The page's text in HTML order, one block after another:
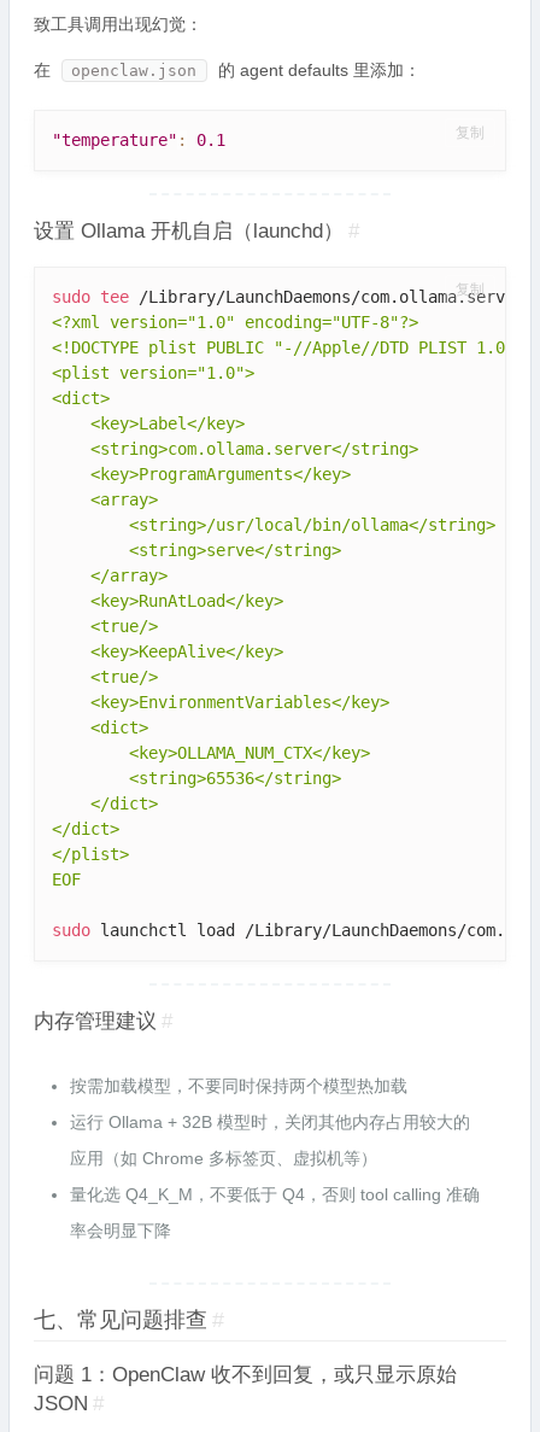
致工具调用出现幻觉：
在 openclaw.json 的 agent defaults 里添加：
"temperature" : 0.1 复制
设置 Ollama 开机自启（launchd） #
sudo tee /Library/LaunchDaemons/
<?xml version="1.0" encoding="UTF-8"?>
<!DOCTYPE plist PUBLIC "-//Apple//DTD PLIST
<plist version="1.0">
<dict>
    <key>Label</key>
    <string>com.ollama.server</string>
    <key>ProgramArguments</key>
    <array>
        <string>/usr/local/bin/ollama</string>
        <string>serve</string>
    </array>
    <key>RunAtLoad</key>
    <true/>
    <key>KeepAlive</key>
    <true/>
    <key>EnvironmentVariables</key>
    <dict>
        <key>OLLAMA_NUM_CTX</key>
        <string>65536</string>
    </dict>
</dict>
</plist>
EOF
sudo launchctl load /Library/LaunchDaemons/
复制
内存管理建议 #
按需加载模型，不要同时保持两个模型热加载
运行 Ollama + 32B 模型时，关闭其他内存占用较大的
应用（如 Chrome 多标签页、虚拟机等）
量化选 Q4_K_M，不要低于 Q4，否则 tool calling 准确
率会明显下降
七、常见问题排查 #
问题 1：OpenClaw 收不到回复，或只显示原始
JSON #